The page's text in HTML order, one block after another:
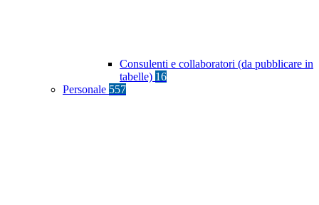
Consulenti e collaboratori (da pubblicare in
tabelle) 16
Personale 557